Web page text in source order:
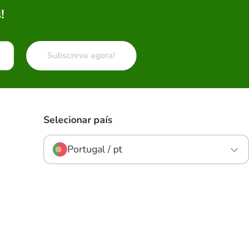
Subscreva agora!
Selecionar país
Portugal / pt